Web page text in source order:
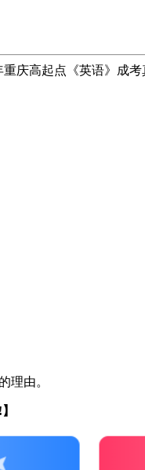
庆高起点《英语》成考
理由。